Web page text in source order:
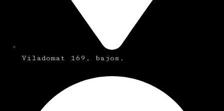
Viladomat 169, bajos.